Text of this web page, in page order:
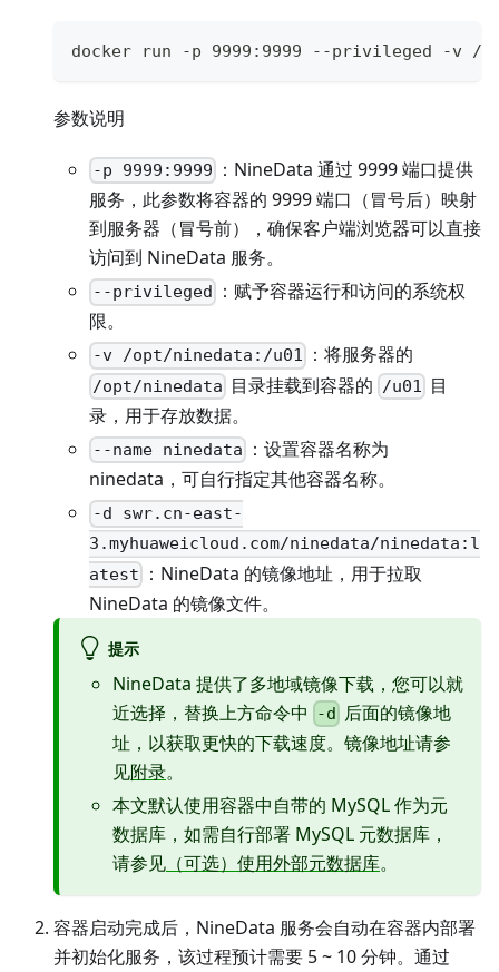
docker run -p 9999:9999 --privileged -v /
参数说明
-p 9999:9999
：NineData 通过 9999 端口提供
服务，此参数将容器的 9999 端口（冒号后）映射
到服务器（冒号前），确保客户端浏览器可以直接
访问到 NineData 服务。
--privileged
：赋予容器运行和访问的系统权
限。
-v /opt/ninedata:/u01 ：将服务器的
/opt/ninedata 目录挂载到容器的 /u01 目
录，用于存放数据。
--name ninedata
：设置容器名称为
ninedata，可自行指定其他容器名称。
-d swr.cn-east-
3.myhuaweicloud.com/ninedata/ninedata:l
atest
：NineData 的镜像地址，用于拉取
NineData 的镜像文件。
提示
NineData 提供了多地域镜像下载，您可以就
近选择，替换上方命令中
-d 后面的镜像地
址，以获取更快的下载速度。镜像地址请参
见附录。
本文默认使用容器中自带的 MySQL 作为元
数据库，如需自行部署 MySQL 元数据库，
请参见 （可选）使用外部元数据库。
容器启动完成后，NineData 服务会自动在容器内部署
并初始化服务，该过程预计需要 5 ~ 10 分钟。通过